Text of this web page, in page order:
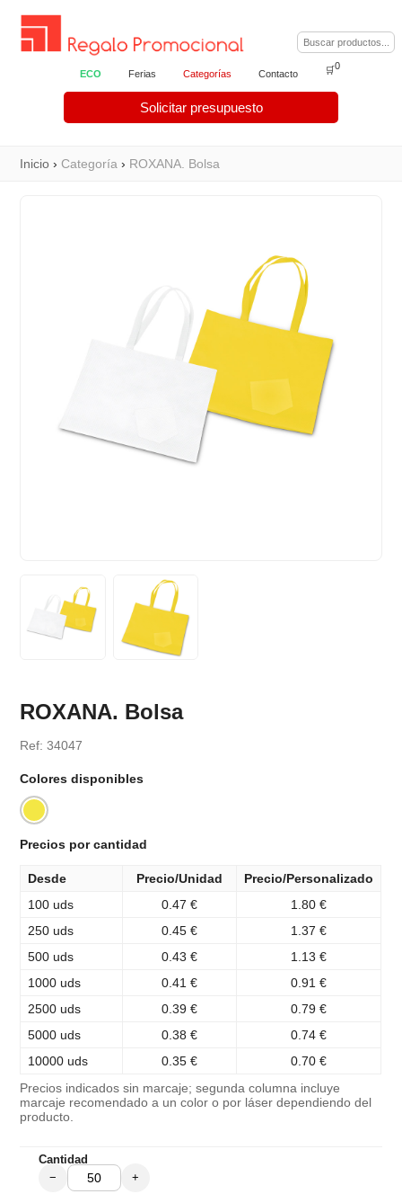
ECO Ferias Categorías Contacto
Solicitar presupuesto
🛒0
Inicio ›Categoría › ROXANA. Bolsa
ROXANA. Bolsa
Ref: 34047
Colores disponibles
Precios por cantidad
Desde Precio/Unidad
Precio/Personalizado
100 uds
0.47 €
1.80 €
250 uds
0.45 €
1.37 €
500 uds
0.43 €
1.13 €
1000 uds
0.41 €
0.91 €
2500 uds
0.39 €
0.79 €
5000 uds
0.38 €
0.74 €
10000 uds
0.35 € 0.70 €
Precios indicados sin marcaje; segunda columna incluye
marcaje recomendado a un color o por láser dependiendo del
producto.
Cantidad
− +